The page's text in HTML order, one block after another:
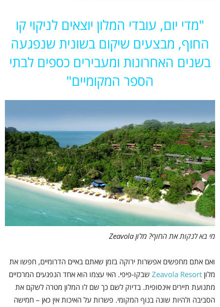
"מדי יום, עובדי המלון יוצאים לניקוי קו
החוף, מבצעים שיקום בשונית שנפגעה
בשנים האחרונות ומעבירים כספים לבתי
הספר המקומיים"
מי בא לנקות את החוף? מלון Zeavola
ואם אתם מחפשים אפשרות ירוקה בזמן שאתם באיים הדרומיים, חפשו את
מלון Zeavola Resort שבקו-פיפי. האי עצמו הוא אחד הנפגעים המרכזיים
מתנועת תיירים אינסופית. בדיוק לשם כך שם לו המלון מטרה לשקם את
הסביבה ולהיות שונה בנוף המקומי. פשרות על האיכות אין כאן – חמישה